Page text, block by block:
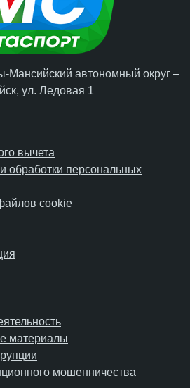
Мансийский автономный округ –
, ул. Ледовая 1
вычета
обработки персональных
cookie
материалы
мошенничества